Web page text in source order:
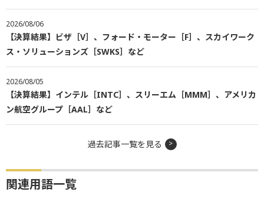
2026/08/06
【決算結果】ビザ［V］、フォード・モーター［F］、スカイワーク
ス・ソリューションズ［SWKS］など
2026/08/05
【決算結果】インテル［INTC］、スリーエム［MMM］、アメリカ
ン航空グループ［AAL］など
過去記事一覧を見る
関連用語一覧